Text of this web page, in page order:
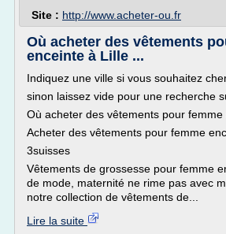
Site : http://www.acheter-ou.fr
Où acheter des vêtements
enceinte à Lille ...
Indiquez une ville si vous souhaitez
sinon laissez vide pour une recherche
Où acheter des vêtements pour
Acheter des vêtements pour femme
3suisses
Vêtements de grossesse pour femme
de mode, maternité ne rime pas avec
notre collection de vêtements de...
Lire la suite